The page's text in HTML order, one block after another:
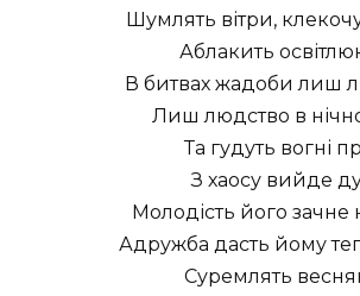
Шумлять вітри,
Аблакить
В битвах жадоби лиш
Лиш людство в
Та гудуть вогні
З хаосу вийде
Молодість його зачне
Адружба дасть йому
Суремлять